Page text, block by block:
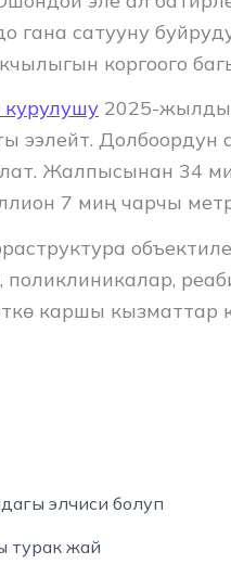
гана сатууну
коргоого
2025-
ээлейт. Долбоордун
Жалпысынан 34
7 миң чарчы
поликлиникалар,
каршы кызматтар
элчиси болуп
жай